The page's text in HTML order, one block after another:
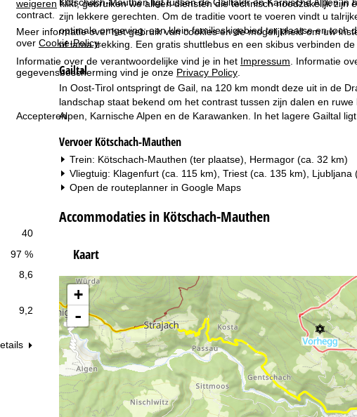
weigeren klikt, gebruiken we alleen diensten die technisch noodzakelijk zijn
contract.
Meer informatie over het gebruik van cookies en de mogelijkheid om uw
over Cookie-Policy.
Informatie over de verantwoordelijke vind je in het Impressum . Informatie
gegevensbescherming vind je onze Privacy Policy
Accepteren
Openingstijden
ma-do:
09:00-17:00
vr:
09:00-14:00
za-zo:
gesloten
40
97 %
8,6
9,2
a
i
n
zijn lekkere gerechten. Om de traditie voort te voeren vindt u
optimale omgeving: een klein familieskigebied ter plaatse en
of lama trekking. Een gratis shuttlebus en een skibus verbinden
Gailtal
In Oost-Tirol ontspringt de Gail, na 120 km mondt deze uit in de
landschap staat bekend om het contrast tussen zijn dalen en
Alpen, Karnische Alpen en de Karawanken. In het lagere Gailtal
Vervoer Kötschach-Mauthen
Trein: Kötschach-Mauthen (ter plaatse), Hermagor (ca. 32 km)
Vliegtuig: Klagenfurt (ca. 115 km), Triest (ca. 135 km), Ljubljana
Open de routeplanner in Google Maps
Accommodaties in Kötschach-Mauthen
Kaart
+
-